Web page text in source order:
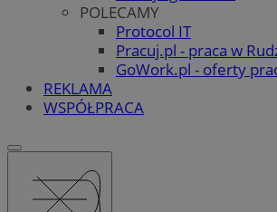
POLECAMY
Protocol IT
Pracuj.pl - praca w
GoWork.pl - oferty
REKLAMA
WSPÓŁPRACA